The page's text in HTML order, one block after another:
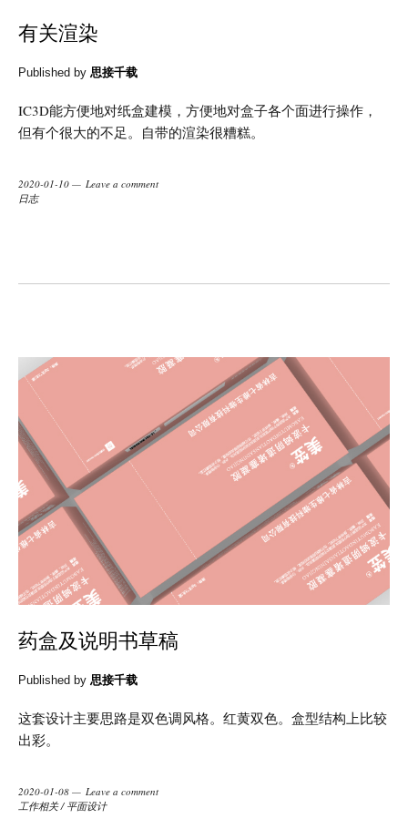
有关渲染
Published by 思接千载
IC3D能方便地对纸盒建模，方便地对盒子各个面进行操作，
但有个很大的不足。自带的渲染很糟糕。
2020-01-10
Leave a comment
日志
药盒及说明书草稿
Published by 思接千载
这套设计主要思路是双色调风格。红黄双色。盒型结构上比较
出彩。
2020-01-08
Leave a comment
工作相关/ 平面设计